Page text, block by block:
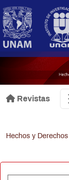
.
Revistas
Hechos y Derechos